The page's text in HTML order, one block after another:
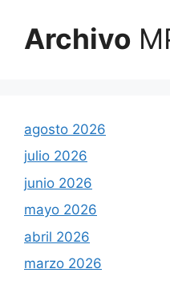
Archivo
agosto 2026
julio 2026
junio 2026
mayo 2026
abril 2026
marzo 2026